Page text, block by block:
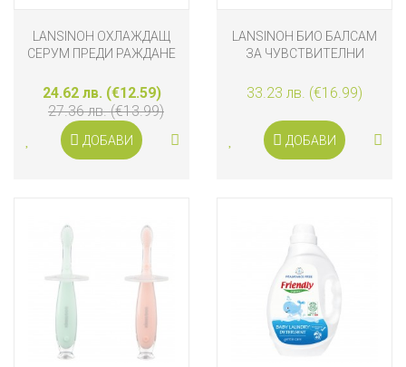
LANSINOH ОХЛАЖДАЩ
СЕРУМ ПРЕДИ РАЖДАНЕ
24.62 лв. (€12.59)
27.36 лв. (€13.99)
ДОБАВИ
LANSINOH БИО БАЛСАМ
ЗА ЧУВСТВИТЕЛНИ
33.23 лв. (€16.99)
ДОБАВИ